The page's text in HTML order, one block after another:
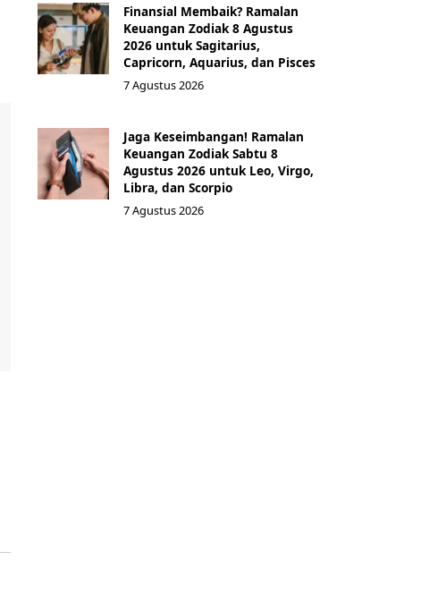
Finansial Membaik? Ramalan
Keuangan Zodiak 8 Agustus
2026 untuk Sagitarius,
Capricorn, Aquarius, dan Pisces
7 Agustus 2026
Jaga Keseimbangan! Ramalan
Keuangan Zodiak Sabtu 8
Agustus 2026 untuk Leo, Virgo,
Libra, dan Scorpio
7 Agustus 2026